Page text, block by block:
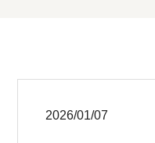
2026/01/07